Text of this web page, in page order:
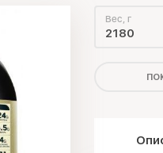
Вес, г
2180